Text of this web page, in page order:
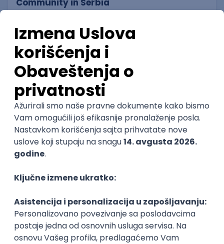
Community in Serbia
3.7
Beograd
21.08.2026.
Hardware
Quality Assurance Engineer
Zoftify — Travel Software Development
Rad od kuće
17.08.2026.
iOS Android JSON Jira QA Intermediate@
POSLOVI NA MAIL
POSLODAVAC
GRAD
SENIORITET
NAČIN RADA
Najnoviji poslovi svakog dana u tvom